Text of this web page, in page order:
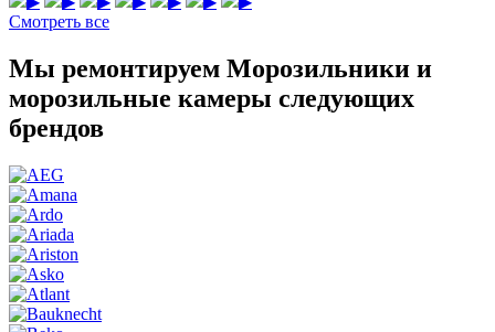
Смотреть все
Мы ремонтируем Морозильники и
морозильные камеры следующих
брендов